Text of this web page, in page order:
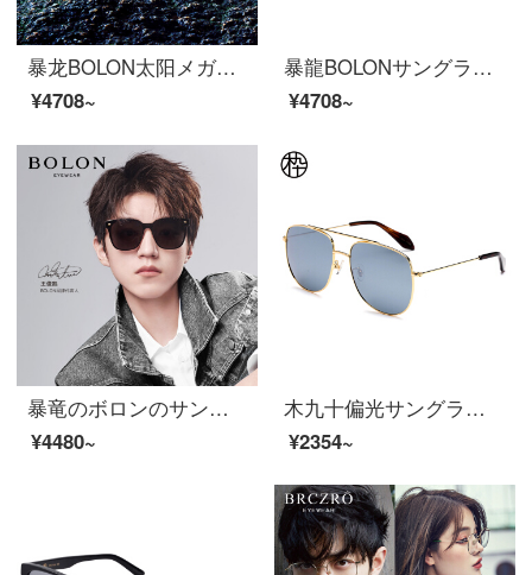
暴龙BOLON太阳メガネファッション男款ガマ镜ハイビジョン偏光サングラスBL 8011 D 70
¥4708~
暴龍BOLONサングラス男性用偏光サングラスD形枠サングラスBL 6075 C 10
¥4708~
暴竜のボロンのサングラスの男性の金の経典のファッション的なサングラスの四角形の枠のサングラスBL 8055 A 60
¥4480~
木九十偏光サングラス紫外線防止メガネファッションメタル大枠サングラス男性女性カップルサングラスSM 1920222 C 02 59 mm
¥2354~